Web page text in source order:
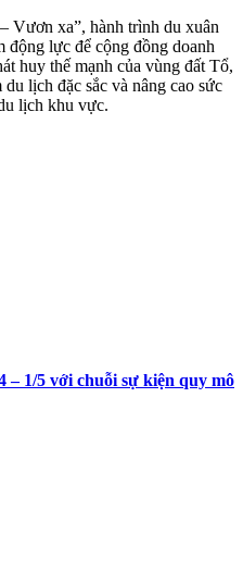
Vươn xa”, hành trình du xuân
động lực để cộng đồng doanh
huy thế mạnh của vùng đất Tổ,
lịch đặc sắc và nâng cao sức
lịch khu vực.
– 1/5 với chuỗi sự kiện quy mô